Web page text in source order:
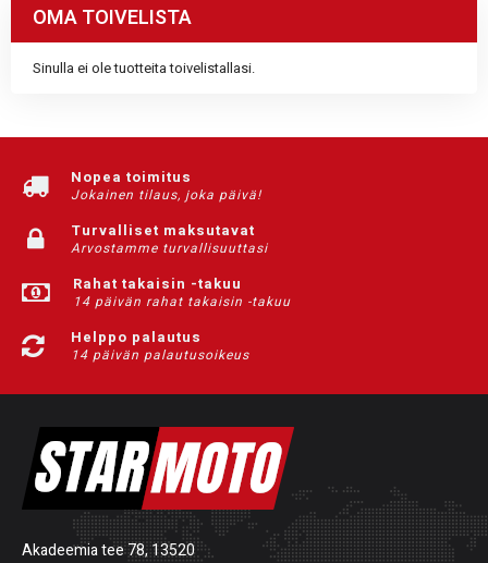
OMA TOIVELISTA
Sinulla ei ole tuotteita toivelistallasi.
Nopea toimitus
Jokainen tilaus, joka päivä!
Turvalliset maksutavat
Arvostamme turvallisuuttasi
Rahat takaisin -takuu
14 päivän rahat takaisin -takuu
Helppo palautus
14 päivän palautusoikeus
Akadeemia tee 78, 13520